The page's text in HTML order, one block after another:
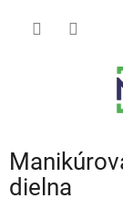
dielna